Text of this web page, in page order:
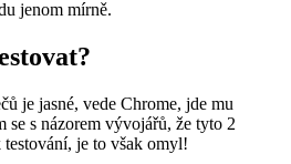
jenom mírně.
je jasné, vede Chrome, jde mu
se s názorem vývojářů, že tyto 2
je to však omyl!